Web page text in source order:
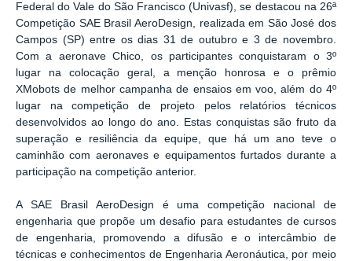
Federal do Vale do São Francisco (Univasf), se destacou na 26ª
Competição SAE Brasil AeroDesign, realizada em São José dos
Campos (SP) entre os dias 31 de outubro e 3 de novembro.
Com a aeronave Chico, os participantes conquistaram o 3º
lugar na colocação geral, a menção honrosa e o prêmio
XMobots de melhor campanha de ensaios em voo, além do 4º
lugar na competição de projeto pelos relatórios técnicos
desenvolvidos ao longo do ano. Estas conquistas são fruto da
superação e resiliência da equipe, que há um ano teve o
caminhão com aeronaves e equipamentos furtados durante a
participação na competição anterior.
A SAE Brasil AeroDesign é uma competição nacional de
engenharia que propõe um desafio para estudantes de cursos
de engenharia, promovendo a difusão e o intercâmbio de
técnicas e conhecimentos de Engenharia Aeronáutica, por meio